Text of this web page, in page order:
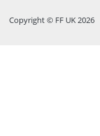
Copyright © FF UK 2026